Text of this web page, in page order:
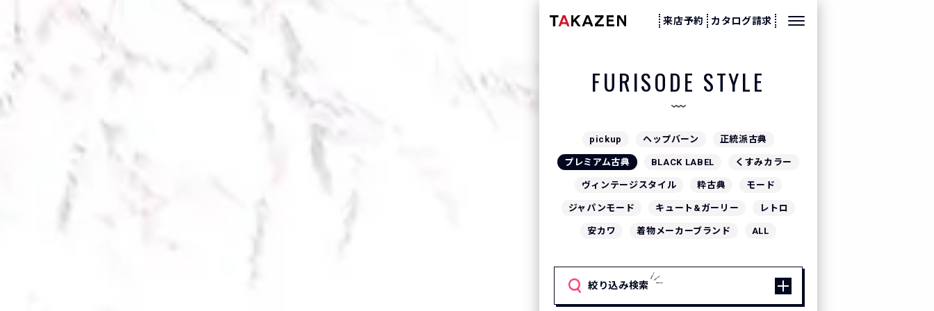
来店予約 カタログ請求
FURISODE STYLE
pickup ヘップバーン 正統派古典
プレミアム古典 BLACK LABEL くすみカラー
ヴィンテージスタイル 粋古典 モード
ジャパンモード キュート&ガーリー レトロ
安カワ 着物メーカーブランド ALL
絞り込み検索